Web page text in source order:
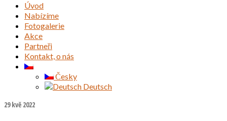
Úvod
Nabízíme
Fotogalerie
Akce
Partneři
Kontakt, o nás
Česky
Deutsch
29kvě 2022